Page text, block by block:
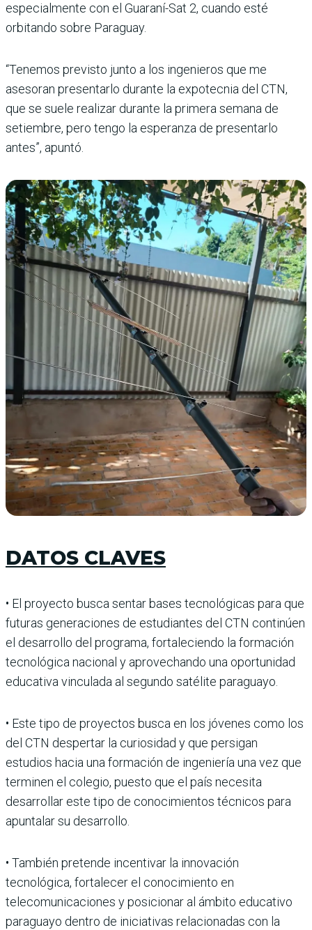
especialmente con el Guaraní-Sat 2, cuando esté
orbitando sobre Paraguay.
“Tenemos previsto junto a los ingenieros que me
asesoran presentarlo durante la expotecnia del CTN,
que se suele realizar durante la primera semana de
setiembre, pero tengo la esperanza de presentarlo
antes”, apuntó.
DATOS CLAVES
• El proyecto busca sentar bases tecnológicas para que
futuras generaciones de estudiantes del CTN continúen
el desarrollo del programa, fortaleciendo la formación
tecnológica nacional y aprovechando una oportunidad
educativa vinculada al segundo satélite paraguayo.
• Este tipo de proyectos busca en los jóvenes como los
del CTN despertar la curiosidad y que persigan
estudios hacia una formación de ingeniería una vez que
terminen el colegio, puesto que el país necesita
desarrollar este tipo de conocimientos técnicos para
apuntalar su desarrollo.
• También pretende incentivar la innovación
tecnológica, fortalecer el conocimiento en
telecomunicaciones y posicionar al ámbito educativo
paraguayo dentro de iniciativas relacionadas con la